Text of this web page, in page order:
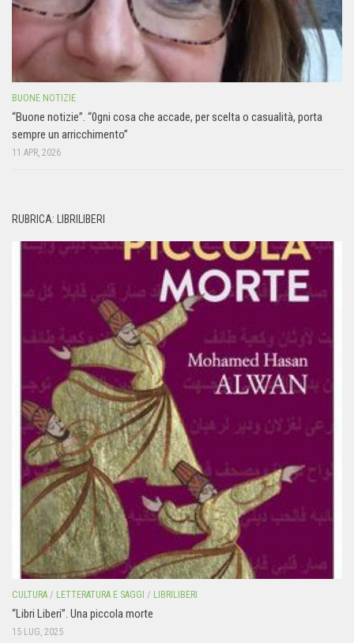
BUONE NOTIZIE
“Buone notizie”. “0gni cosa che accade, per scelta o casualità, porta
sempre un arricchimento”
11 APR, 2026
RUBRICA: LIBRILIBERI
CULTURA / LETTERATURA E SAGGI / LIBRILIBERI
“Libri Liberi”. Una piccola morte
15 LUG, 2025